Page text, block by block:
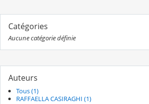
Catégories
Aucune catégorie définie
Auteurs
Tous (1)
RAFFAELLA CASIRAGHI (1)